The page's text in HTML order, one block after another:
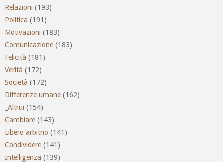
Relazioni (193)
Politica (191)
Motivazioni (183)
Comunicazione (183)
Felicità (181)
Verità (172)
Società (172)
Differenze umane (162)
_Altrui (154)
Cambiare (143)
Libero arbitrio (141)
Condividere (141)
Intelligenza (139)